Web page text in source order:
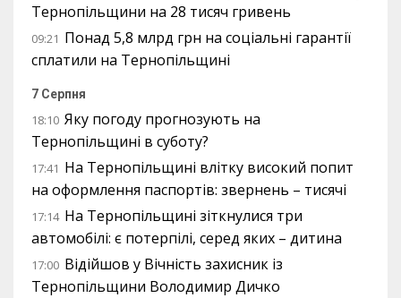
Тернопільщини на 28 тисяч гривень
09:21 Понад 5,8 млрд грн на соціальні гарантії
сплатили на Тернопільщині
7 Серпня
18:10 Яку погоду прогнозують на
Тернопільщині в суботу?
17:41 На Тернопільщині влітку високий попит
на оформлення паспортів: звернень – тисячі
17:14 На Тернопільщині зіткнулися три
автомобілі: є потерпілі, серед яких – дитина
17:00 Відійшов у Вічність захисник із
Тернопільщини Володимир Дичко